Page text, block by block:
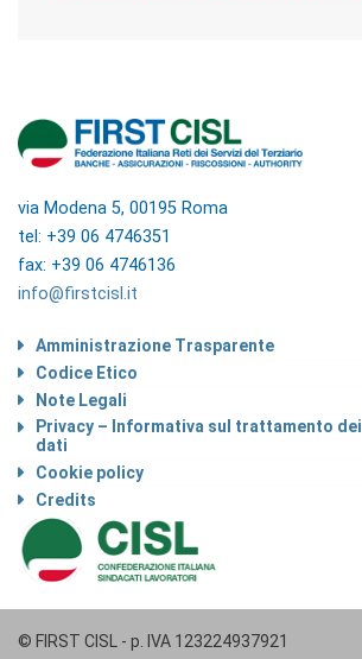
via Modena 5, 00195 Roma
tel: +39 06 4746351
fax: +39 06 4746136
info@firstcisl.it
Amministrazione Trasparente
Codice Etico
Note Legali
Privacy – Informativa sul trattamento dei
dati
Cookie policy
Credits
© FIRST CISL - p. IVA 123224937921